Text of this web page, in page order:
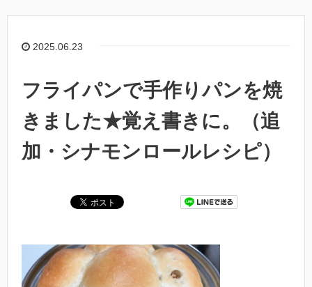
2025.06.23
フライパンで手作りパンを焼
きました★覚え書きに。（追
加・シナモンロールレシピ）